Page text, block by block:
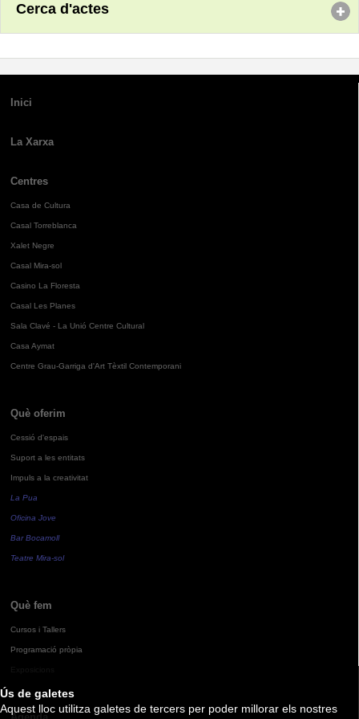
Ús de galetes
Aquest lloc utilitza galetes de tercers per poder millorar els nostres
Cerca d'actes
Inici
La Xarxa
Centres
Casa de Cultura
Casal Torreblanca
Xalet Negre
Casal Mira-sol
Casino La Floresta
Casal Les Planes
Sala Clavé - La Unió Centre Cultural
Casa Aymat
Centre Grau-Garriga d'Art Tèxtil Contemporani
Què oferim
Cessió d'espais
Suport a les entitats
Impuls a la creativitat
La Pua
Oficina Jove
Bar Bocamoll
Teatre Mira-sol
Què fem
Cursos i Tallers
Programació pròpia